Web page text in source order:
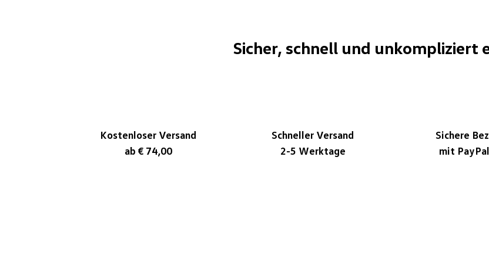
Sicher, schnell und unkompliziert
Kostenloser Versand
ab € 74,00
Schneller Versand
2-5 Werktage
Sichere
mit